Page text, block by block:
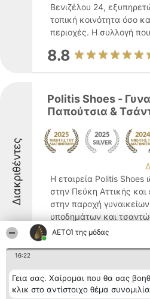
ΑΕΤΟΊ της μόδας
16:22
Γεια σας. Χαίρομαι που θα σας
κλικ στο αντίστοιχο θέμα
Βενιζέλου 24,
τοπική κοινότητα όσο
περιοχές. Η συλλογή που
8.8
Διακριθέντες
Politis Shoes -
Παπούτσια &
Η εταιρεία Politis Shoes
στην Πεύκη Αττικής και
στην παροχή
υποδημάτων και
σε γυναίκες που
8.9